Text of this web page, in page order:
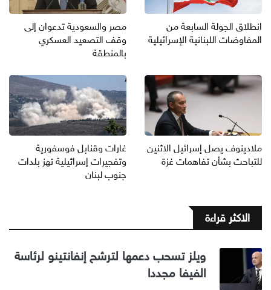
انطلاق الجولة السابعة من
المفاوضات اللبنانية الإسرائيلية
مصر والسعودية تدعوان إلى
وقف التصعيد العسكري
بالمنطقة
ملادينوف يصل إسرائيل الاثنين
للتباحث بشأن تفاهمات غزة
غارات وقنابل فوسفورية
وتفجيرات إسرائيلية تهز بلدات
جنوب لبنان
الاكثر قراءة
ويلز تسحب دعمها لترشح إنفانتينو لرئاسة
الفيفا مجددا